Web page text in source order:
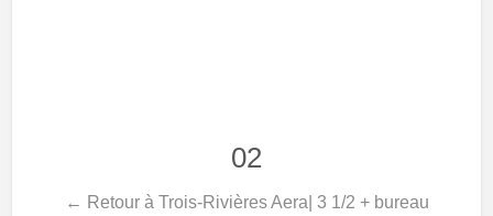
02
← Retour à Trois-Rivières Aera| 3 1/2 + bureau